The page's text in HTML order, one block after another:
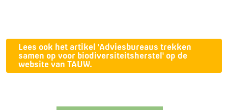
Lees ook het artikel 'Adviesbureaus trekken
samen op voor biodiversiteitsherstel' op de
website van TAUW.